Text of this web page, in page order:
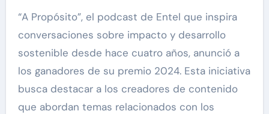
“A Propósito”, el podcast de Entel que inspira
conversaciones sobre impacto y desarrollo
sostenible desde hace cuatro años, anunció a
los ganadores de su premio 2024. Esta iniciativa
busca destacar a los creadores de contenido
que abordan temas relacionados con los